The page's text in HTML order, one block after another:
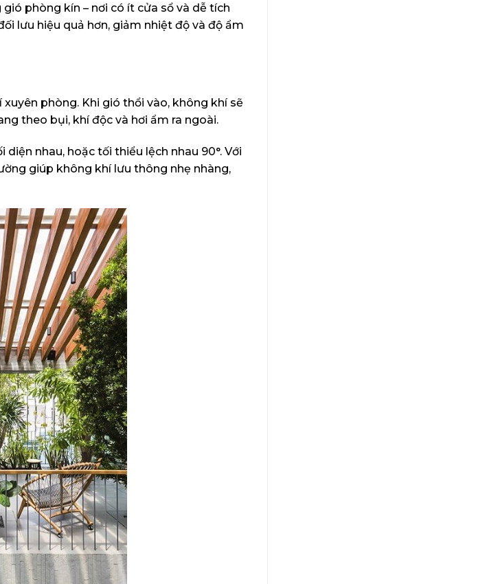
phòng kín – nơi có ít cửa sổ và dễ tích
lưu hiệu quả hơn, giảm nhiệt độ và độ ẩm
phòng. Khi gió thổi vào, không khí sẽ
theo bụi, khí độc và hơi ẩm ra ngoài.
nhau, hoặc tối thiểu lệch nhau 90°. Với
giúp không khí lưu thông nhẹ nhàng,